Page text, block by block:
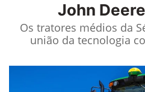
John Deere
Os tratores médios da
união da tecnologia